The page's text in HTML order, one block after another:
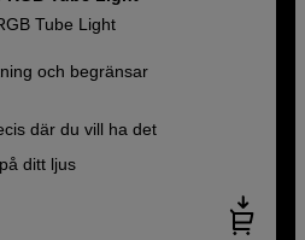
Tube Light
och begränsar
där du vill ha det
ditt ljus